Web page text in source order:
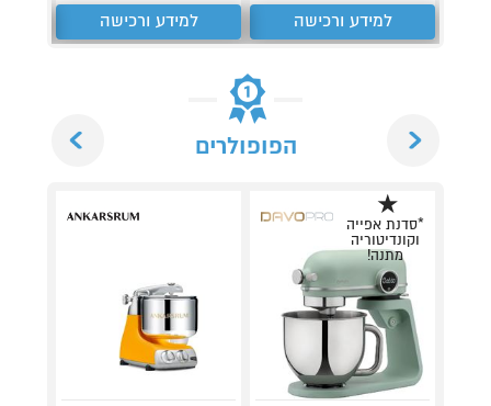
למידע ורכישה למידע ורכישה
הפופולרים
*סדנת אפייה
וקונדיטוריה
מתנה!